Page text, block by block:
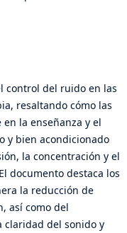
control del ruido en las
resaltando cómo las
la enseñanza y el
y bien acondicionado
la concentración y el
documento destaca los
la reducción de
así como del
claridad del sonido y